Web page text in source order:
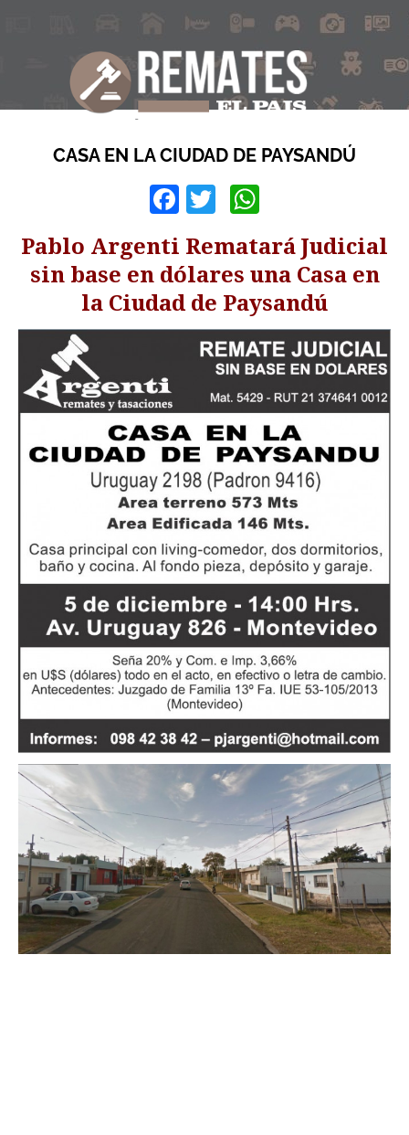
CASA EN LA CIUDAD DE PAYSANDÚ
Facebook
Twitter
Pablo Argenti Rematará Judicial
sin base en dólares una Casa en
la Ciudad de Paysandú